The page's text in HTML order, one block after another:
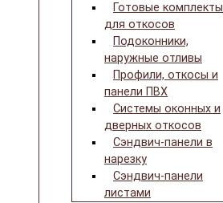
Готовые комплекты
для откосов
Подоконники,
наружные отливы
Профили, откосы и
панели ПВХ
Системы оконных и
дверных откосов
Сэндвич-панели в
нарезку
Сэндвич-панели
листами